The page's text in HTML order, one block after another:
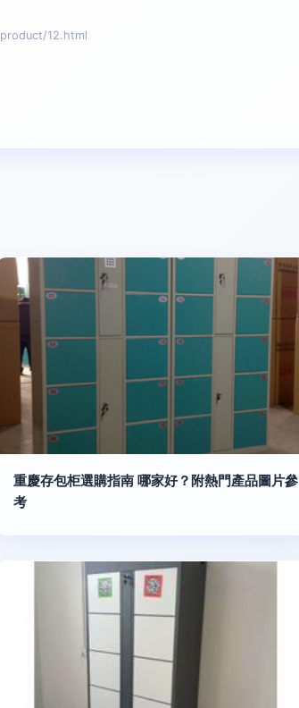
12.html
重慶存包柜選購指南 哪家好？附熱門產品圖片參
考